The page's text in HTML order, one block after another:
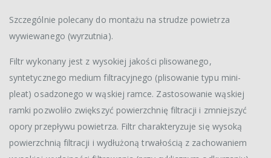
Szczególnie polecany do montażu na strudze powietrza
wywiewanego (wyrzutnia).
Filtr wykonany jest z wysokiej jakości plisowanego,
syntetycznego medium filtracyjnego (plisowanie typu mini-
pleat) osadzonego w wąskiej ramce. Zastosowanie wąskiej
ramki pozwoliło zwiększyć powierzchnię filtracji i zmniejszyć
opory przepływu powietrza. Filtr charakteryzuje się wysoką
powierzchnią filtracji i wydłużoną trwałością z zachowaniem